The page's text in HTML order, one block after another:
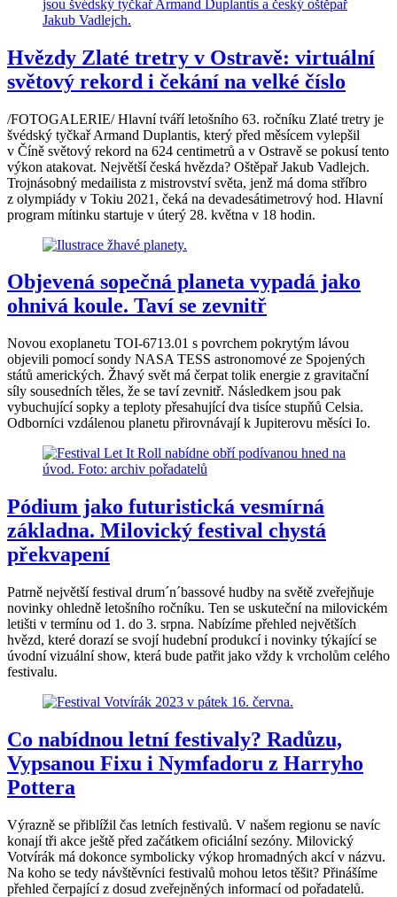
Hvězdy Zlaté tretry v Ostravě: virtuální
světový rekord i čekání na velké číslo
/FOTOGALERIE/ Hlavní tváří letošního 63. ročníku Zlaté tretry je
švédský tyčkař Armand Duplantis, který před měsícem vylepšil
v Číně světový rekord na 624 centimetrů a v Ostravě se pokusí tento
výkon atakovat. Největší česká hvězda? Oštěpař Jakub Vadlejch.
Trojnásobný medailista z mistrovství světa, jenž má doma stříbro
z olympiády v Tokiu 2021, čeká na devadesátimetrový hod. Hlavní
program mítinku startuje v úterý 28. května v 18 hodin.
Objevená sopečná planeta vypadá jako
ohnivá koule. Taví se zevnitř
Novou exoplanetu TOI-6713.01 s povrchem pokrytým lávou
objevili pomocí sondy NASA TESS astronomové ze Spojených
států amerických. Žhavý svět má čerpat tolik energie z gravitační
síly sousedních těles, že se taví zevnitř. Následkem jsou pak
vybuchující sopky a teploty přesahující dva tisíce stupňů Celsia.
Odborníci vzdálenou planetu přirovnávají k Jupiterovu měsíci Io.
Pódium jako futuristická vesmírná
základna. Milovický festival chystá
překvapení
Patrně největší festival drum´n´bassové hudby na světě zveřejňuje
novinky ohledně letošního ročníku. Ten se uskuteční na milovickém
letišti v termínu od 1. do 3. srpna. Nabízíme přehled největších
hvězd, které dorazí se svojí hudební produkcí i novinky týkající se
úvodní vizuální show, která bude patřit jako vždy k vrcholům celého
festivalu.
Co nabídnou letní festivaly? Radůzu,
Vypsanou Fixu i Nymfadoru z Harryho
Pottera
Výrazně se přiblížil čas letních festivalů. V našem regionu se navíc
konají tři akce ještě před začátkem oficiální sezóny. Milovický
Votvírák má dokonce symbolicky výkop hromadných akcí v názvu.
Na koho se tedy návštěvníci festivalů mohou letos těšit? Přinášíme
přehled čerpající z dosud zveřejněných informací od pořadatelů.